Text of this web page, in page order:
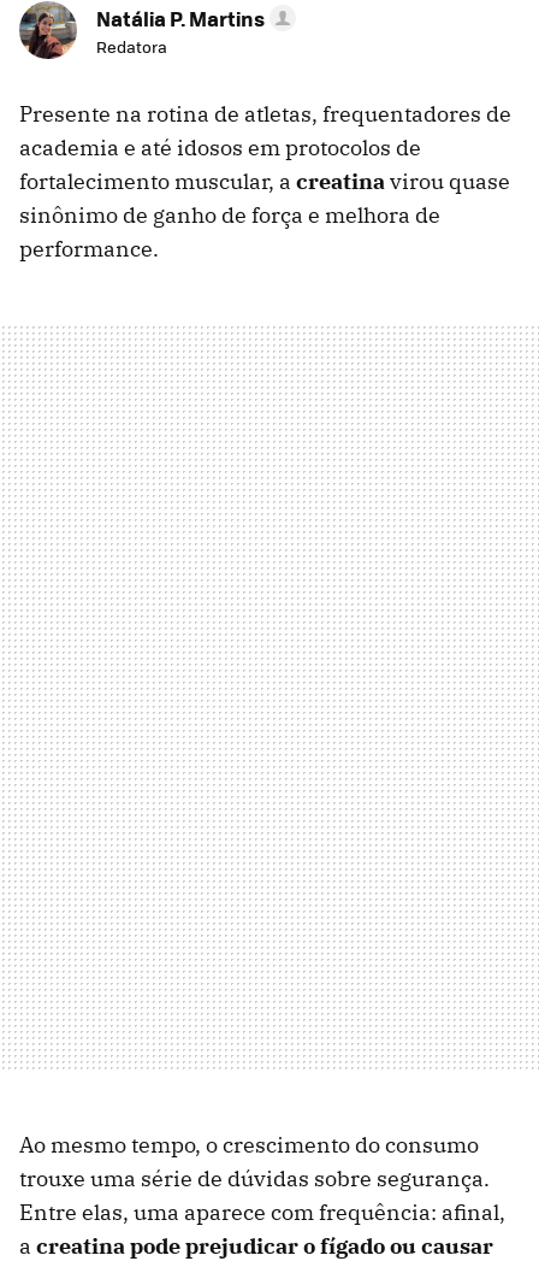
Natália P. Martins
Redatora
Presente na rotina de atletas, frequentadores de
academia e até idosos em protocolos de
fortalecimento muscular, a creatinavirou quase
sinônimo de ganho de força e melhora de
performance.
Ao mesmo tempo, o crescimento do consumo
trouxe uma série de dúvidas sobre segurança.
Entre elas, uma aparece com frequência: afinal,
a creatina pode prejudicar o fígado ou causar